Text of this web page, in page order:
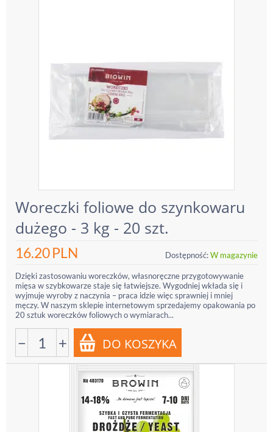
Woreczki foliowe do szynkowaru
dużego - 3 kg - 20 szt.
16.20PLN Dostępność:W magazynie
Dzięki zastosowaniu woreczków, własnoręczne przygotowywanie
mięsa w szybkowarze staje się łatwiejsze. Wygodniej wkłada się i
wyjmuje wyroby z naczynia – praca idzie więc sprawniej i mniej
męczy. W naszym sklepie internetowym sprzedajemy opakowania po
20 sztuk woreczków foliowych o wymiarach...
− +